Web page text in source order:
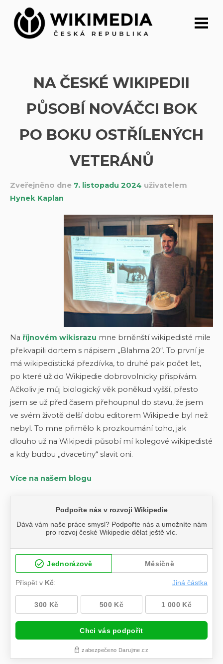
Přeskočit
obsah
NA ČESKÉ WIKIPEDII
PŮSOBÍ NOVÁČCI BOK
PO BOKU OSTŘÍLENÝCH
VETERÁNŮ
Zveřejněno dne 7. listopadu 2024 uživatelem
Hynek Kaplan
Na říjnovém wikisrazu mne brněnští wikipedisté mile
překvapili dortem s nápisem „Blahma 20“. To první je
má wikipedistická přezdívka, to druhé pak počet let,
po které už do Wikipedie dobrovolnicky přispívám.
Ačkoliv je můj biologický věk poněkud vyšší, přesto
jsem se už před časem přehoupnul do stavu, že jsem
ve svém životě delší dobu editorem Wikipedie byl než
nebyl. To mne přimělo k prozkoumání toho, jak
dlouho už na Wikipedii působí mí kolegové wikipedisté
a kdy budou „dvacetiny“ slavit oni.
Více na našem blogu